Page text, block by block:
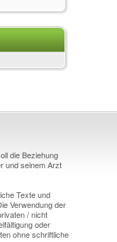
die Beziehung
und seinem Arzt
Texte und
Verwendung der
/ nicht
oder
ohne schriftliche